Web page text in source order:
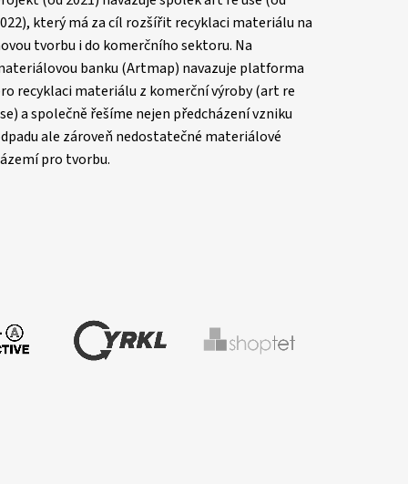
který má za cíl rozšířit recyklaci materiálu na
tvorbu i do komerčního sektoru. Na
banku (Artmap) navazuje platforma
recyklaci materiálu z komerční výroby (art re
a společně řešíme nejen předcházení vzniku
ale zároveň nedostatečné materiálové
pro tvorbu.